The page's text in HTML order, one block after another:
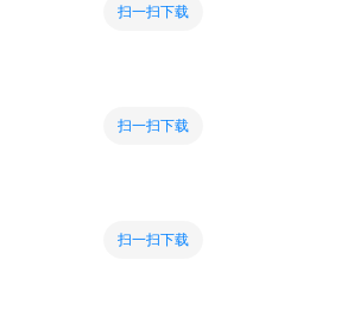
扫一扫下载
扫一扫下载
扫一扫下载